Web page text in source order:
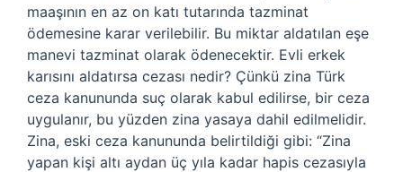
maaşının en az on katı tutarında tazminat
ödemesine karar verilebilir. Bu miktar aldatılan eşe
manevi tazminat olarak ödenecektir. Evli erkek
karısını aldatırsa cezası nedir? Çünkü zina Türk
ceza kanununda suç olarak kabul edilirse, bir ceza
uygulanır, bu yüzden zina yasaya dahil edilmelidir.
Zina, eski ceza kanununda belirtildiği gibi: “Zina
yapan kişi altı aydan üç yıla kadar hapis cezasıyla